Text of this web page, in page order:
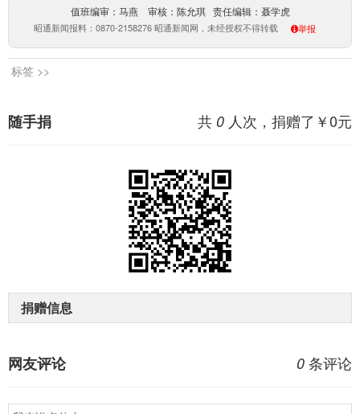
值班编审：马燕 审核：陈允琪 责任编辑：聂学虎
昭通新闻报料：0870-2158276 昭通新闻网，未经授权不得转载 举报
标签 >>
共 0 人次，捐赠了￥0元
随手捐
捐赠信息
0 条评论
网友评论